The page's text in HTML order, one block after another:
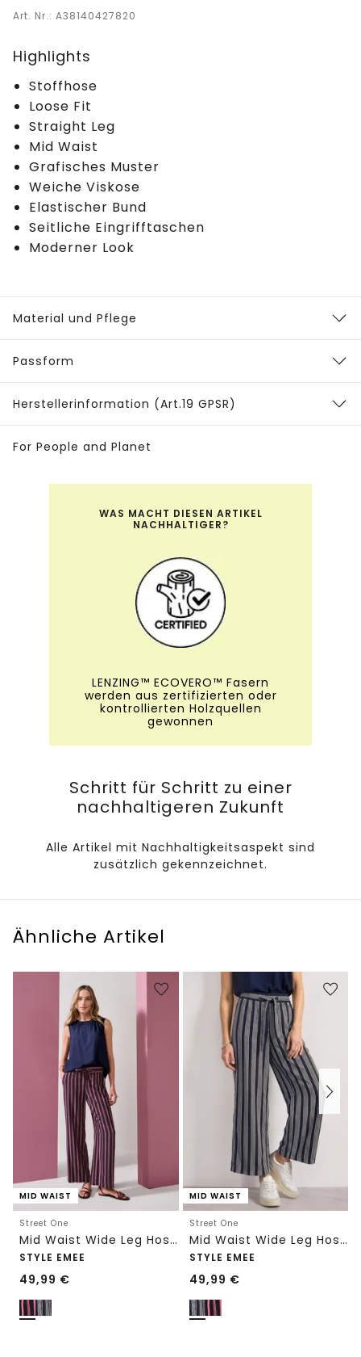
Art. Nr.: A38140427820
Highlights
Stoffhose
Loose Fit
Straight Leg
Mid Waist
Grafisches Muster
Weiche Viskose
Elastischer Bund
Seitliche Eingrifftaschen
Moderner Look
Material und Pflege
Passform
Herstellerinformation (Art.19 GPSR)
For People and Planet
WAS MACHT DIESEN ARTIKEL
NACHHALTIGER?
LENZING™ ECOVERO™ Fasern
werden aus zertifizierten oder
kontrollierten Holzquellen
gewonnen
Schritt für Schritt zu einer
nachhaltigeren Zukunft
Alle Artikel mit Nachhaltigkeitsaspekt sind
zusätzlich gekennzeichnet.
Ähnliche Artikel
MID WAIST
Street One
Mid Waist Wide Leg Hose mit Streifen
STYLE EMEE
49,99 €
MID WAIST
Street One
Mid Waist Wide Leg Hose mit Streifen
STYLE EMEE
49,99 €